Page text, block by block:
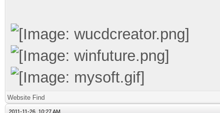
Website Find
2011-11-26, 10:27 AM,